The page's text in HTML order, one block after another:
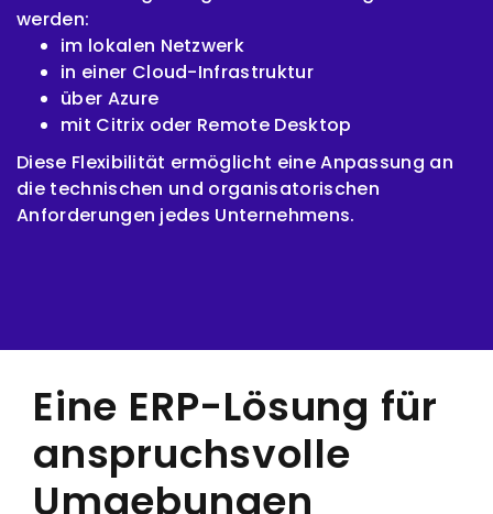
werden:
im lokalen Netzwerk
in einer Cloud-Infrastruktur
über Azure
mit Citrix oder Remote Desktop
Diese Flexibilität ermöglicht eine Anpassung an
die technischen und organisatorischen
Anforderungen jedes Unternehmens.
Eine ERP-Lösung für
anspruchsvolle
Umgebungen